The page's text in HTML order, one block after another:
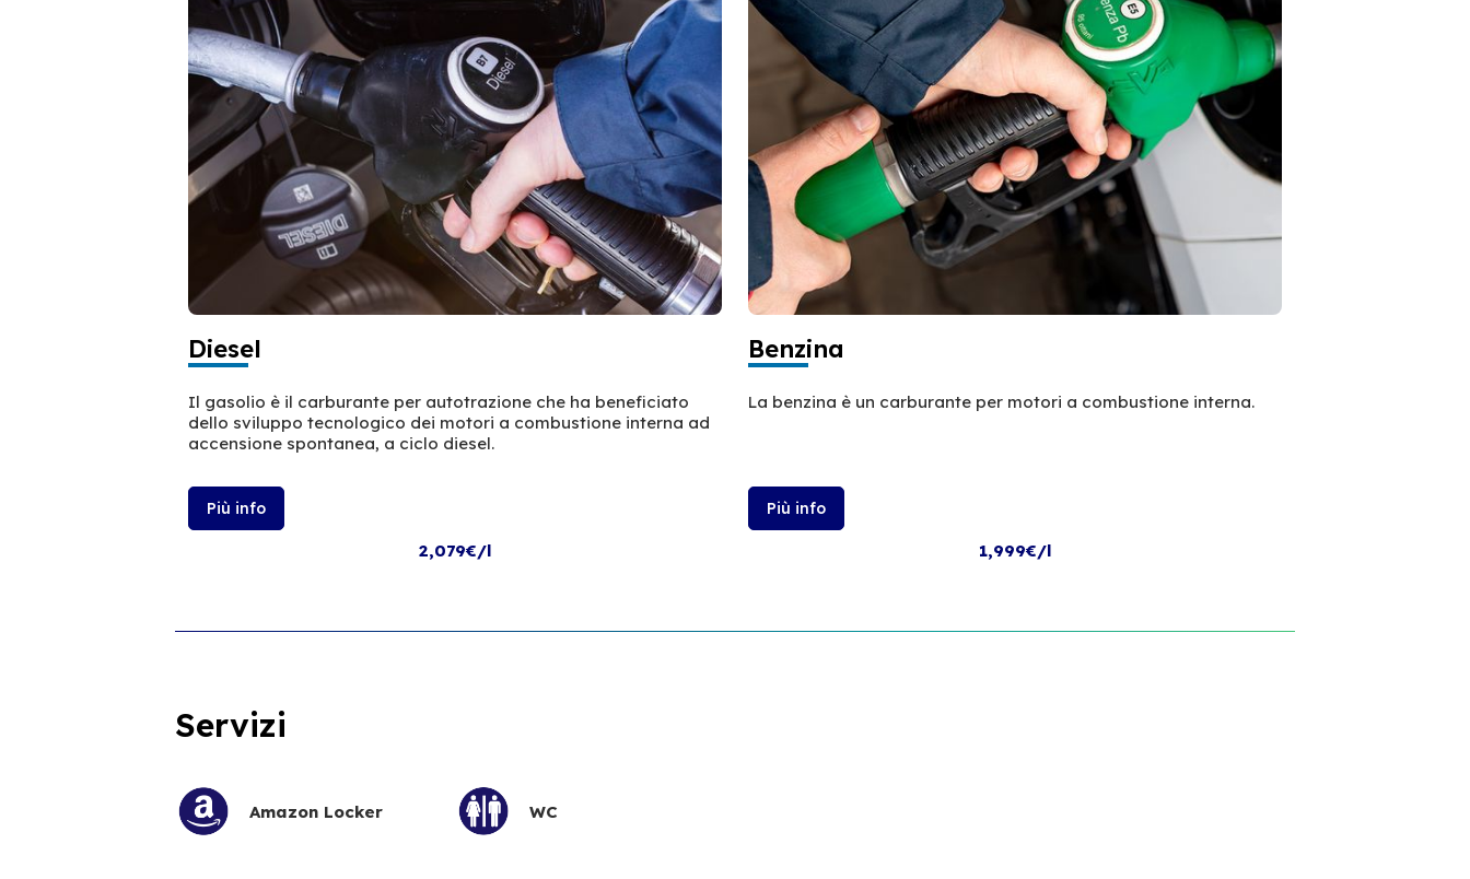
Diesel
Il gasolio è il carburante per autotrazione che ha beneficiato
dello sviluppo tecnologico dei motori a combustione interna ad
accensione spontanea, a ciclo diesel.
Più info
2,079€/l
Benzina
La benzina è un carburante per motori a combustione interna.
Più info
1,999€/l
Servizi
Amazon Locker WC